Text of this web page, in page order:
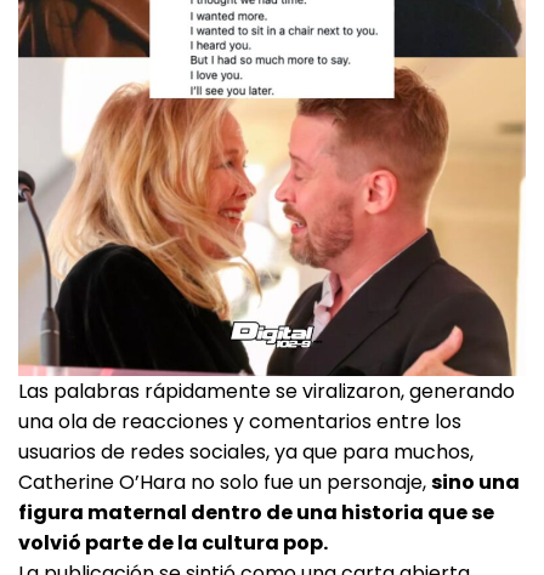
Las palabras rápidamente se viralizaron, generando
una ola de reacciones y comentarios entre los
usuarios de redes sociales, ya que para muchos,
Catherine O’Hara no solo fue un personaje,sino una
figura maternal dentro de una historia que se
volvió parte de la cultura pop.